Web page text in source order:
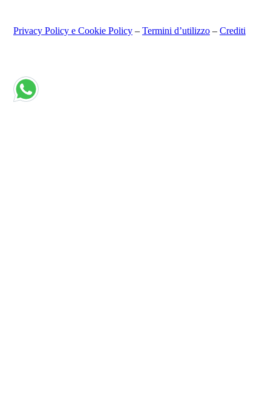
Privacy Policy e Cookie Policy – Termini d’utilizzo – Crediti